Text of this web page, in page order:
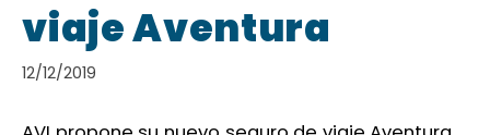
viaje Aventura
12/12/2019